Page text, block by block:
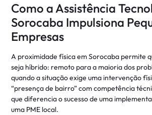
Como a Assistência
Sorocaba Impulsiona
Empresas
A proximidade física em Sorocaba permite
seja híbrido: remoto para a maioria dos
quando a situação exige uma intervenção
“presença de bairro” com competência
que diferencia o sucesso de uma
uma PME local.